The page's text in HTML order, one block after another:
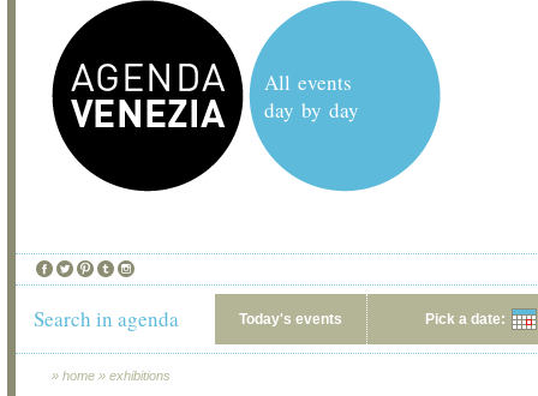
All events
day by day
Search in agenda Today's events Pick a date:
» home » exhibitions